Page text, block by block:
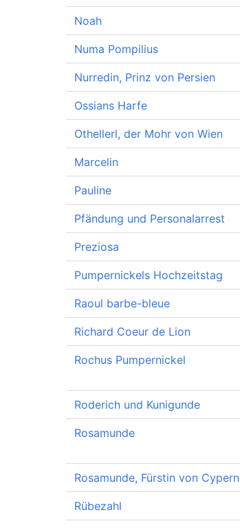
Noah
Numa Pompilius
Nurredin, Prinz von Persien
Ossians Harfe
Othellerl, der Mohr von Wien
Marcelin
Pauline
Pfändung und Personalarrest
Preziosa
Pumpernickels Hochzeitstag
Raoul barbe-bleue
Richard Coeur de Lion
Rochus Pumpernickel
Roderich und Kunigunde
Rosamunde
Rosamunde, Fürstin von Cypern
Rübezahl